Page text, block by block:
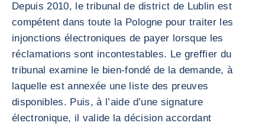
Depuis 2010, le tribunal de district de Lublin est
compétent dans toute la Pologne pour traiter les
injonctions électroniques de payer lorsque les
réclamations sont incontestables. Le greffier du
tribunal examine le bien-fondé de la demande, à
laquelle est annexée une liste des preuves
disponibles. Puis, à l’aide d’une signature
électronique, il valide la décision accordant